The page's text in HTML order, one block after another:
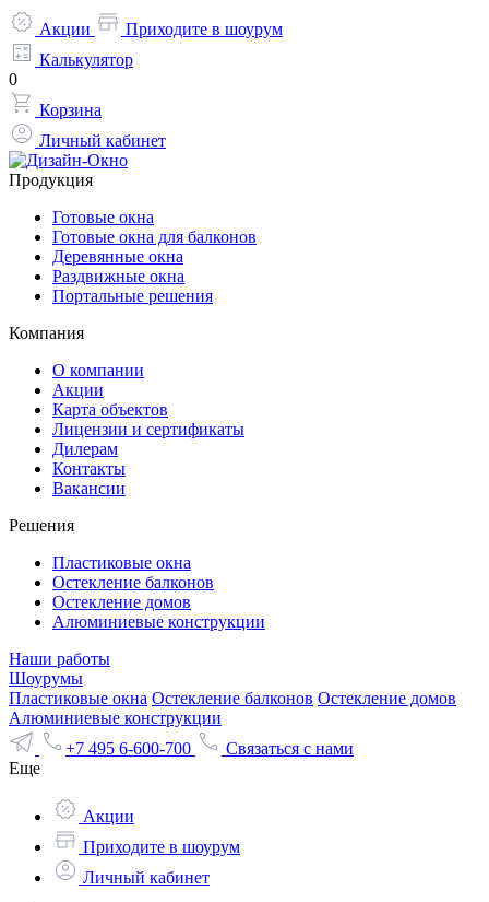
Акции
Приходите в шоурум
Калькулятор
0
Корзина
Личный кабинет
Продукция
Готовые окна
Готовые окна для балконов
Деревянные окна
Раздвижные окна
Портальные решения
Компания
О компании
Акции
Карта объектов
Лицензии и сертификаты
Дилерам
Контакты
Вакансии
Решения
Пластиковые окна
Остекление балконов
Остекление домов
Алюминиевые конструкции
Наши работы
Шоурумы
Пластиковые окна Остекление балконов Остекление домов
Алюминиевые конструкции
+7 495 6-600-700
Связаться с нами
Еще
Акции
Приходите в шоурум
Личный кабинет